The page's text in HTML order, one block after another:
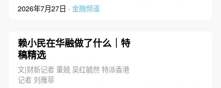
2026年7月27日 · 金融频道
赖小民在华融做了什么｜特
稿精选
文|财新记者 董兢 吴红毓然 特派香港
记者 刘雁菲